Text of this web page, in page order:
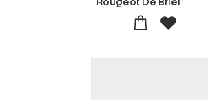
Rougeot De Briel